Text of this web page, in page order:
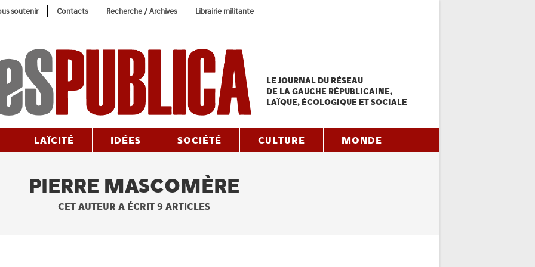
soutenir Contacts Recherche / Archives Librairie militante
LE JOURNAL DU RÉSEAU
DE LA GAUCHE RÉPUBLICAINE,
LAÏQUE, ÉCOLOGIQUE ET SOCIALE
LAÏCITÉ IDÉES SOCIÉTÉ CULTURE MONDE
PIERRE MASCOMÈRE
CET AUTEUR A ÉCRIT 9 ARTICLES